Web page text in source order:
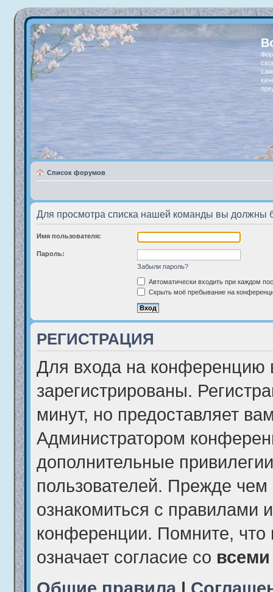
Список форумов
Для просмотра списка нашей команды вы должны
Имя пользователя:
Пароль:
Забыли пароль?
Автоматически входить при каждом
Скрыть моё пребывание на
РЕГИСТРАЦИЯ
Для входа на
зарегистрированы.
минут, но предоставляет
Администратором
дополнительные
пользователей. Прежде чем
ознакомиться с правилами
конференции. Помните,
означает согласие со всеми
Общие правила|